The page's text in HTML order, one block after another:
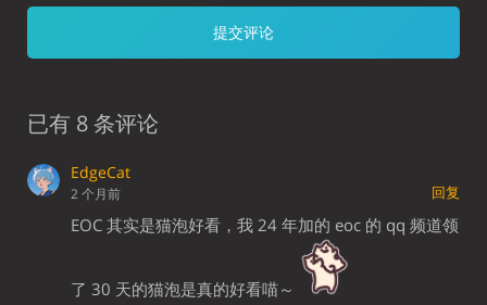
已有 8 条评论
EdgeCat
回复
2 个月前
EOC 其实是猫泡好看，我 24 年加的 eoc 的 qq 频道领
了 30 天的猫泡是真的好看喵～